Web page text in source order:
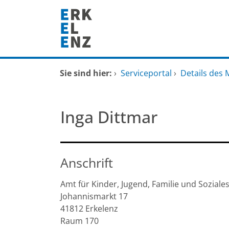
Zum Hauptinhalt springen
Startseite
Mitarbeitende A-Z
FAQ
Sie sind hier: › Serviceportal › Details des
Inga Dittmar
Anschrift
Amt für Kinder, Jugend, Familie und Soziales
Johannismarkt 17
41812 Erkelenz
Raum 170